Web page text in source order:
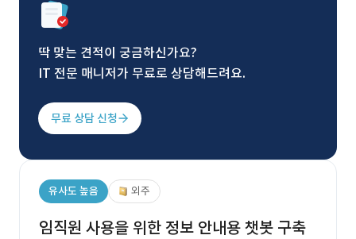
딱 맞는 견적이 궁금하신가요?
IT 전문 매니저가 무료로 상담해드려요.
무료 상담 신청
유사도 높음 외주
임직원 사용을 위한 정보 안내용 챗봇 구축